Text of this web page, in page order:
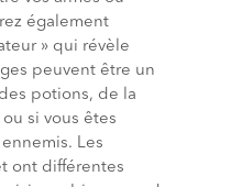
également
» qui révèle
peuvent être un
potions, de la
si vous êtes
Les
ont différentes